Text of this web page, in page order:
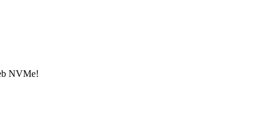
NVMe!